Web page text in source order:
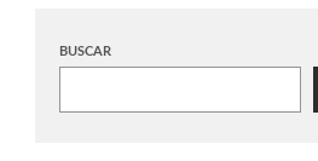
BUSCAR